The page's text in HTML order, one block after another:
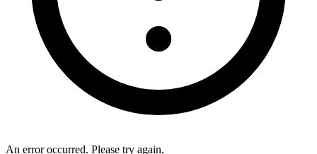
An error occurred. Please try again.